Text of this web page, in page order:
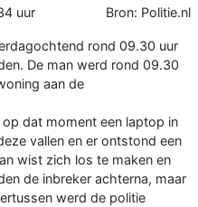
uur Bron: Politie.nl
rond 09.30 uur
De man werd rond 09.30
aan de
dat moment een laptop in
vallen en er ontstond een
wist zich los te maken en
de inbreker achterna, maar
werd de politie